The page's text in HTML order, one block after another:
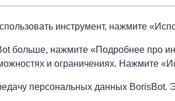
инструмент, нажмите
больше, нажмите «Подробнее про
и ограничениях. Нажмите
персональных данных BorisBot.